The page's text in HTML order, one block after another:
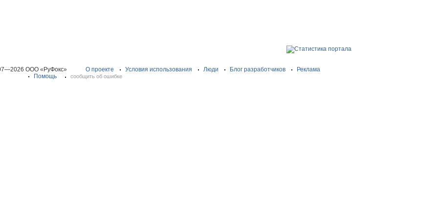
ООО «РуФокс» О проекте Условия использования Люди Блог разработчиков
Реклама
Помощь
сообщить об ошибке